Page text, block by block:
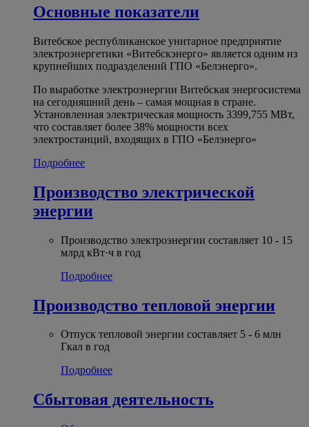
Основные показатели
Витебское республиканское унитарное предприятие
электроэнергетики «Витебскэнерго» является одним из
крупнейших подразделений ГПО «Белэнерго».
По выработке электроэнергии Витебская энергосистема
на сегодняшний день – самая мощная в стране.
Установленная электрическая мощность 3399,755 МВт,
что составляет более 38% мощности всех
электростанций, входящих в ГПО «Белэнерго»
Подробнее
Производство электрической
энергии
Производство электроэнергии составляет 10 - 15
млрд кВт·ч в год
Подробнее
Производство тепловой энергии
Отпуск тепловой энергии составляет 5 - 6 млн
Гкал в год
Подробнее
Сбытовая деятельность